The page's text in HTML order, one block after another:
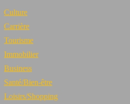
Culture
Carrière
Tourisme
Immobilier
Business
Santé/Bien-être
Loisirs/Shopping